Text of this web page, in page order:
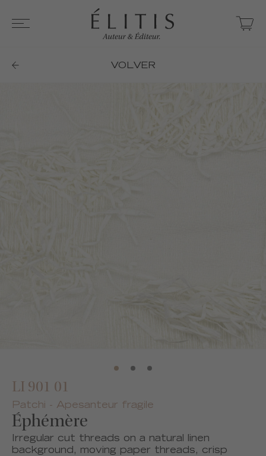
VOLVER
LI 901 01
Patchi - Apesanteur fragile
Éphémère
Irregular cut threads on a natural linen
background, moving paper threads, crisp